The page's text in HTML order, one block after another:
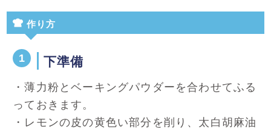
作り方
下準備
・薄力粉とベーキングパウダーを合わせてふる
っておきます。
・レモンの皮の黄色い部分を削り、太白胡麻油